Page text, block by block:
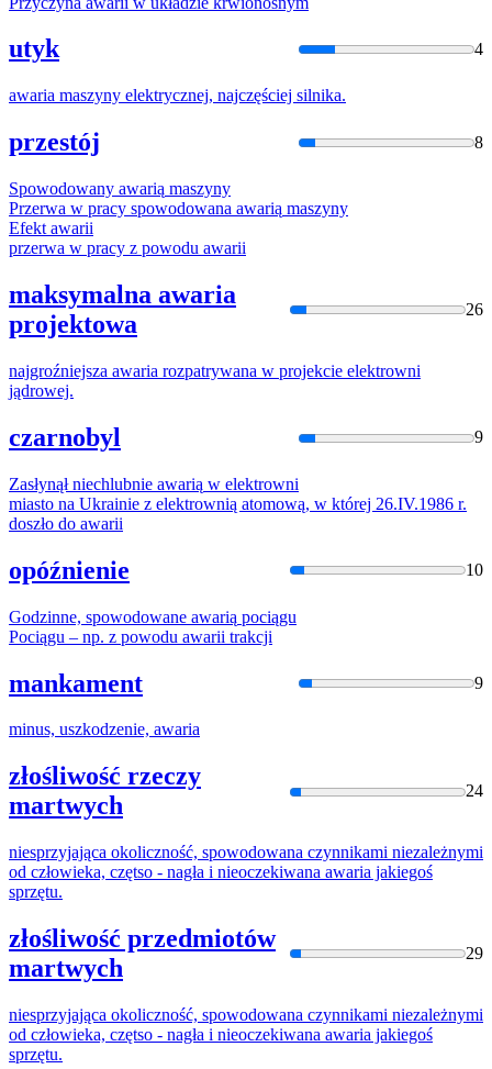
utyk 4
awaria maszyny elektrycznej, najczęściej silnika.
przestój 8
Spowodowany awarią maszyny
Przerwa w pracy spowodowana awarią maszyny
Efekt awarii
przerwa w pracy z powodu awarii
maksymalna awaria
projektowa
26
najgroźniejsza awaria rozpatrywana w projekcie elektrowni
jądrowej.
czarnobyl 9
Zasłynął niechlubnie awarią w elektrowni
miasto na Ukrainie z elektrownią atomową, w której 26.IV.1986 r.
doszło do awarii
opóźnienie 10
Godzinne, spowodowane awarią pociągu
Pociągu – np. z powodu awarii trakcji
mankament 9
minus, uszkodzenie, awaria
złośliwość rzeczy
martwych
24
niesprzyjająca okoliczność, spowodowana czynnikami niezależnymi
od człowieka, czętso - nagła i nieoczekiwana awaria jakiegoś
sprzętu.
złośliwość przedmiotów
martwych
29
niesprzyjająca okoliczność, spowodowana czynnikami niezależnymi
od człowieka, czętso - nagła i nieoczekiwana awaria jakiegoś
sprzętu.